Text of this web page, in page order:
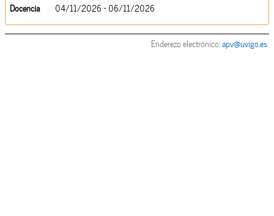
Docencia
04/11/2026 - 06/11/2026
Enderezo electrónico:apv@uvigo.es